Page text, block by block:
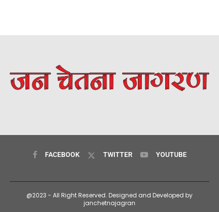
FACEBOOK TWITTER YOUTUBE
@2023 - All Right Reserved. Designed and Developed by
janchetnajagran